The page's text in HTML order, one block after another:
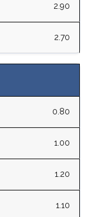
2.90
2.70
0.80
1.00
1.20
1.10